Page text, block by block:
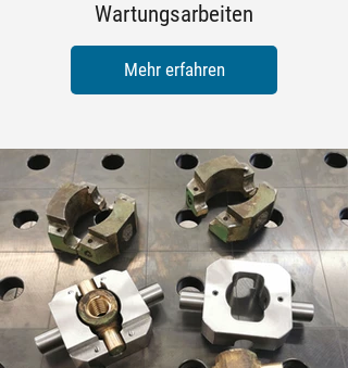
Wartungsarbeiten
Mehr erfahren